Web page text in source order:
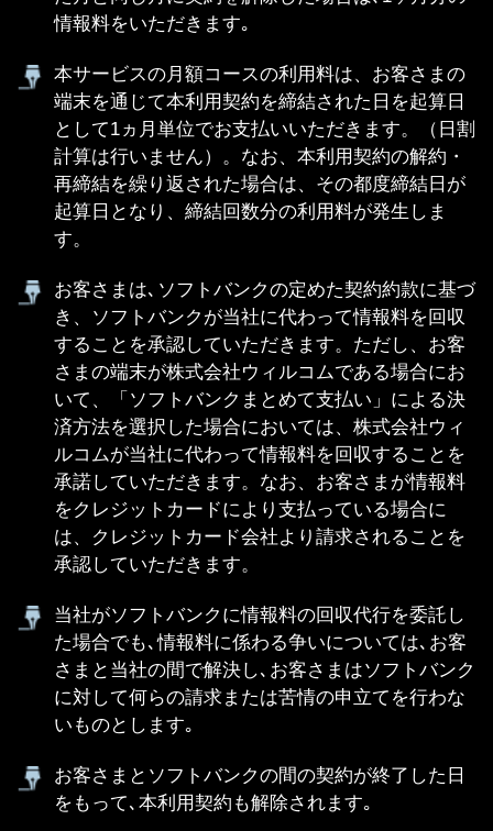
いて、「ソフトバンクまとめて支払い」による決
済方法を選択した場合においては、株式会社ウィ
承諾していただきます。なお、お客さまが情報料
をクレジットカードにより支払っている場合に
は、クレジットカード会社より請求されることを
承認していただきます。
当社がソフトバンクに情報料の回収代行を委託し
た場合でも､情報料に係わる争いについては､お客
さまと当社の間で解決し､お客さまはソフトバンク
に対して何らの請求または苦情の申立てを行わな
いものとします｡
お客さまとソフトバンクの間の契約が終了した日
をもって､本利用契約も解除されます｡
本サービスではお客さまからの個々の情報の内容､
掲載後のやりとりに対して､当社は一切の責任を負
いません｡もし問題が発生した場合､自己の費用､責
任において問題を解決し､当社及びその他の著作権
者並びにソフトバンクに何等の迷惑または損害を
与えないものとします｡
個人情報の取り扱いについてはプライバシーポリ
シーをご覧ください｡
お客さまは、本サービスに関する当社及び第三者
の権利及び利益を侵害したり又はそのおそれがあ
るような行為、犯罪的行為もしくは犯罪的行為に
のおそれのある行為、当社の本サービスの提供を
妨げる行為又は誹謗する行為、法令に違反するお
それのある行為、その他当社が本サービスに関し
て不適切と判断する行為を一切行ってはならない
ものとします。
本サービスに関する全ての情報、プログラム、商
標、商号その他これらに付随する編集著作権等を
の権利は、当社又は著作権を有する第三者に帰属
します。